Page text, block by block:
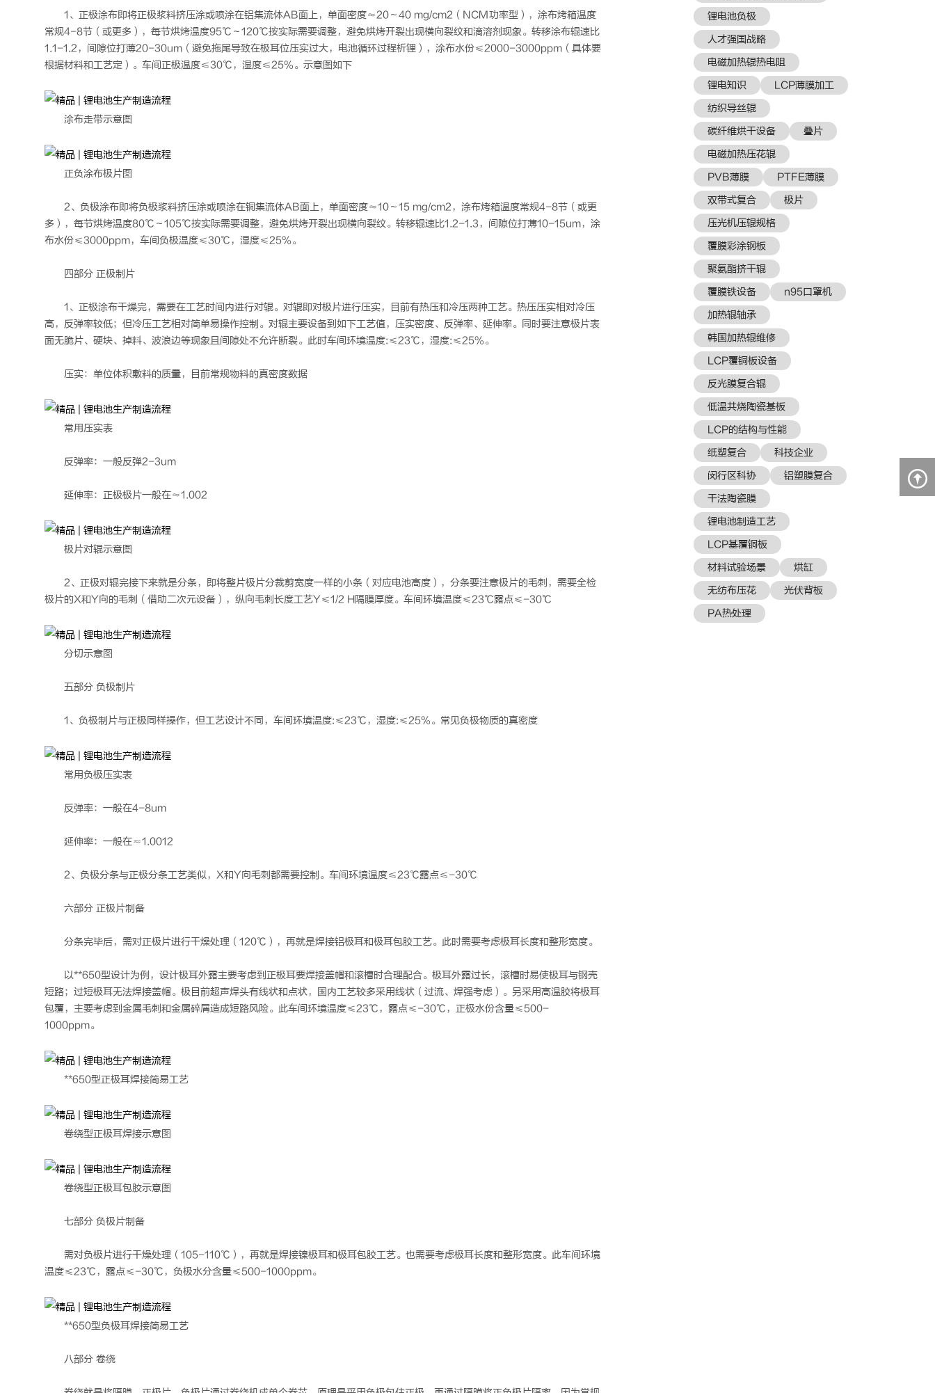
1、正极涂布即将正极浆料挤压涂或喷涂在铝集流体AB面上，单面密度≈20～40 mg/cm2（NCM功率型），涂布烤箱温度
常规4-8节（或更多），每节烘烤温度95℃～120℃按实际需要调整，避免烘烤开裂出现横向裂纹和滴溶剂现象。转移涂布辊速比
1.1-1.2，间隙位打薄20-30um（避免拖尾导致在极耳位压实过大，电池循环过程析锂），涂布水份≤2000-3000ppm（具体要
根据材料和工艺定）。车间正极温度≤30℃，湿度≤25%。示意图如下
涂布走带示意图
正负涂布极片图
2、负极涂布即将负极浆料挤压涂或喷涂在铜集流体AB面上，单面密度≈10～15 mg/cm2，涂布烤箱温度常规4-8节（或更
多），每节烘烤温度80℃～105℃按实际需要调整，避免烘烤开裂出现横向裂纹。转移辊速比1.2-1.3，间隙位打薄10-15um，涂
布水份≤3000ppm，车间负极温度≤30℃，湿度≤25%。
四部分 正极制片
1、正极涂布干燥完，需要在工艺时间内进行对辊。对辊即对极片进行压实，目前有热压和冷压两种工艺。热压压实相对冷压
高，反弹率较低；但冷压工艺相对简单易操作控制。对辊主要设备到如下工艺值，压实密度、反弹率、延伸率。同时要注意极片表
面无脆片、硬块、掉料、波浪边等现象且间隙处不允许断裂。此时车间环境温度:≤23℃，湿度:≤25%。
压实：单位体积敷料的质量，目前常规物料的真密度数据
常用压实表
反弹率：一般反弹2-3um
延伸率：正极极片一般在≈1.002
极片对辊示意图
2、正极对辊完接下来就是分条，即将整片极片分裁剪宽度一样的小条（对应电池高度），分条要注意极片的毛刺，需要全检
极片的X和Y向的毛刺（借助二次元设备），纵向毛刺长度工艺Y≤1/2 H隔膜厚度。车间环境温度≤23℃露点≤-30℃
分切示意图
五部分 负极制片
1、负极制片与正极同样操作，但工艺设计不同，车间环境温度:≤23℃，湿度:≤25%。常见负极物质的真密度
常用负极压实表
反弹率：一般在4-8um
延伸率：一般在≈1.0012
2、负极分条与正极分条工艺类似，X和Y向毛刺都需要控制。车间环境温度≤23℃露点≤-30℃
六部分 正极片制备
分条完毕后，需对正极片进行干燥处理（120℃），再就是焊接铝极耳和极耳包胶工艺。此时需要考虑极耳长度和整形宽度。
以**650型设计为例，设计极耳外露主要考虑到正极耳要焊接盖帽和滚槽时合理配合。极耳外露过长，滚槽时易使极耳与钢壳
短路；过短极耳无法焊接盖帽。极目前超声焊头有线状和点状，国内工艺较多采用线状（过流、焊强考虑）。另采用高温胶将极耳
包覆，主要考虑到金属毛刺和金属碎屑造成短路风险。此车间环境温度≤23℃，露点≤-30℃，正极水份含量≤500-
1000ppm。
**650型正极耳焊接简易工艺
卷绕型正极耳焊接示意图
卷绕型正极耳包胶示意图
七部分 负极片制备
需对负极片进行干燥处理（105-110℃），再就是焊接镍极耳和极耳包胶工艺。也需要考虑极耳长度和整形宽度。此车间环境
温度≤23℃，露点≤-30℃，负极水分含量≤500-1000ppm。
**650型负极耳焊接简易工艺
八部分 卷绕
锂电池负极
人才强国战略
电磁加热辊热电阻
锂电知识
LCP薄膜加工
纺织导丝辊
碳纤维烘干设备
叠片
电磁加热压花辊
PVB薄膜
PTFE薄膜
双带式复合
极片
压光机压辊规格
覆膜彩涂钢板
聚氨酯挤干辊
覆膜铁设备
n95口罩机
加热辊轴承
韩国加热辊维修
LCP覆铜板设备
反光膜复合辊
低温共烧陶瓷基板
LCP的结构与性能
纸塑复合
科技企业
闵行区科协
铝塑膜复合
干法陶瓷膜
锂电池制造工艺
LCP基覆铜板
材料试验场景
烘缸
无纺布压花
光伏背板
PA热处理